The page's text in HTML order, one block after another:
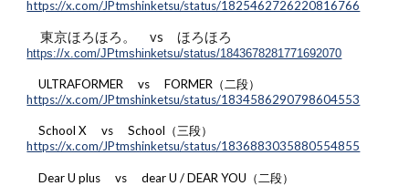
https://x.com/JPtmshinketsu/status/1825462726220816766
東京ほろほろ。 vs ほろほろ
https://x.com/JPtmshinketsu/status/1843678281771692070
ULTRAFORMER vs FORMER（二段）
https://x.com/JPtmshinketsu/status/1834586290798604553
School X vs School（三段）
https://x.com/JPtmshinketsu/status/1836883035880554855
Dear U plus vsdear U / DEAR YOU （ 二段）